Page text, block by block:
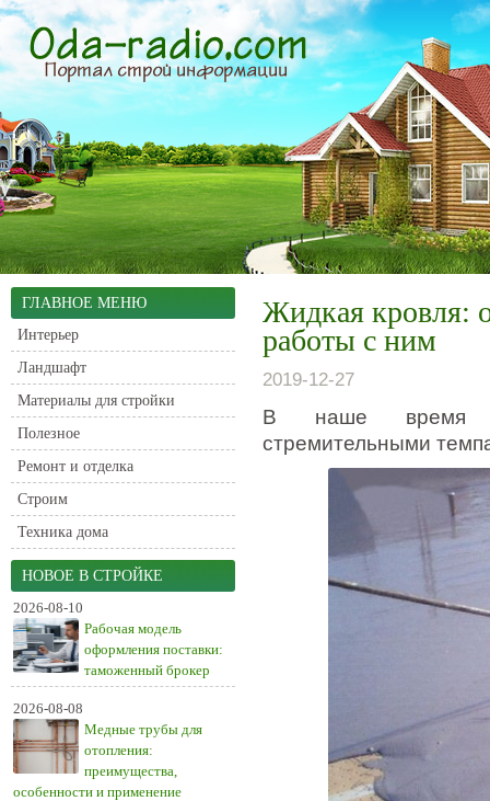
ГЛАВНОЕ МЕНЮ
Интерьер
Ландшафт
Материалы для стройки
Полезное
Ремонт и отделка
Строим
Техника дома
НОВОЕ В СТРОЙКЕ
2026-08-10
Рабочая модель
оформления поставки:
таможенный брокер
2026-08-08
Медные трубы для
отопления:
преимущества,
особенности и применение
Жидкая кровля:
работы с ним
2019-12-27
В наше время
стремительными